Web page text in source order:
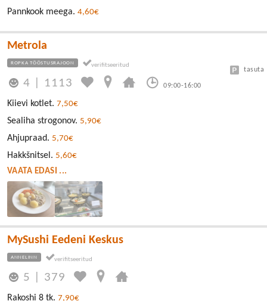
Pannkook meega. 4,60€
Metrola
ROPKA TÖÖSTUSRAJOON
4 1113 09:00-16:00
tasuta
Kiievi kotlet. 7,50€
Sealiha strogonov. 5,90€
Ahjupraad. 5,70€
Hakkšnitsel. 5,60€
VAATA EDASI ...
MySushi Eedeni Keskus
ANNELINN
5 379
Rakoshi 8 tk. 7,90€